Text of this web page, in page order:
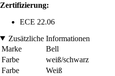
Zertifizierung:
ECE 22.06
Zusätzliche Informationen
Marke
Bell
Farbe
weiß/schwarz
Farbe
Weiß